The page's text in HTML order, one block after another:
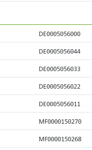
DE0005056000
DE0005056044
DE0005056033
DE0005056022
DE0005056011
MF0000150270
MF0000150268